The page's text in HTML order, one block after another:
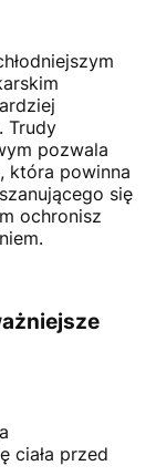
Trudy
pozwala
która powinna
się
ochronisz
ciała przed